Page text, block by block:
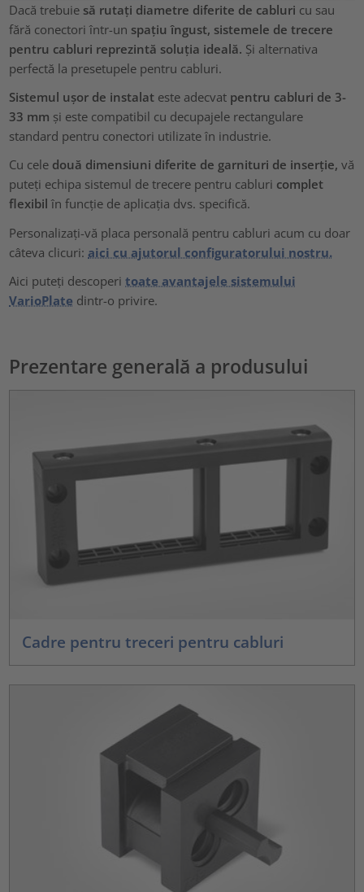
Dacă trebuie să rutați diametre diferite de cabluri cu sau
fără conectori într-un spațiu îngust, sistemele de trecere
pentru cabluri reprezintă soluția ideală. Și alternativa
perfectă la presetupele pentru cabluri.
Sistemul ușor de instalat este adecvat pentru cabluri de 3-
33 mm și este compatibil cu decupajele rectangulare
standard pentru conectori utilizate în industrie.
Cu cele două dimensiuni diferite de garnituri de inserție, vă
puteți echipa sistemul de trecere pentru cabluri complet
flexibil în funcție de aplicația dvs. specifică.
Personalizați-vă placa personală pentru cabluri acum cu doar
câteva clicuri: aici cu ajutorul configuratorului nostru.
Aici puteți descoperitoate avantajele sistemului
VarioPlate dintr-o privire.
Prezentare generală a produsului
Cadre pentru treceri pentru cabluri